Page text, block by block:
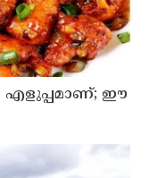
എളുപ്പമാണ്; ഈ